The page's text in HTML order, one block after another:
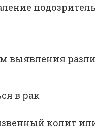
в рак
колит